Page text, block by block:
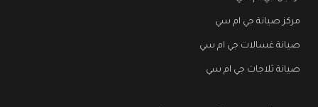
مركز صيانة جي ام سي
صيانة غسالات جي ام سي
صيانة ثلاجات جي ام سي